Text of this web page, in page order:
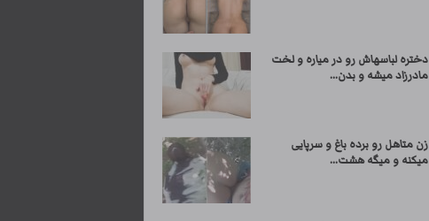
دختره لباسهاش رو در میاره و لخت
مادرزاد میشه و بدن...
زن متاهل رو برده باغ و سرپایی
میکنه و میگه هشت...